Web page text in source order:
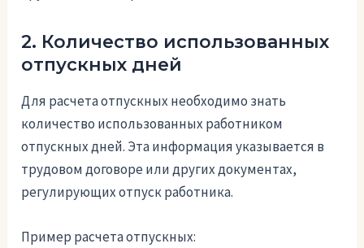
2. Количество использованных
отпускных дней
Для расчета отпускных необходимо знать
количество использованных работником
отпускных дней. Эта информация указывается в
трудовом договоре или других документах,
регулирующих отпуск работника.
Пример расчета отпускных: